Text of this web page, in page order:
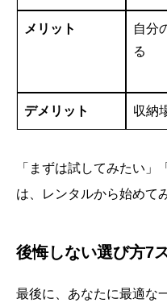
メリット
自分
る
デメリット 収納
「まずは試してみたい
は、レンタルから始めて
後悔しない選び方7
最後に、あなたに最適な